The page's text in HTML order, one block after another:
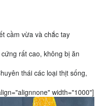
cầm vừa và chắc tay
rất cao, không bị ăn
thái các loại thịt sống,
width="1000"]